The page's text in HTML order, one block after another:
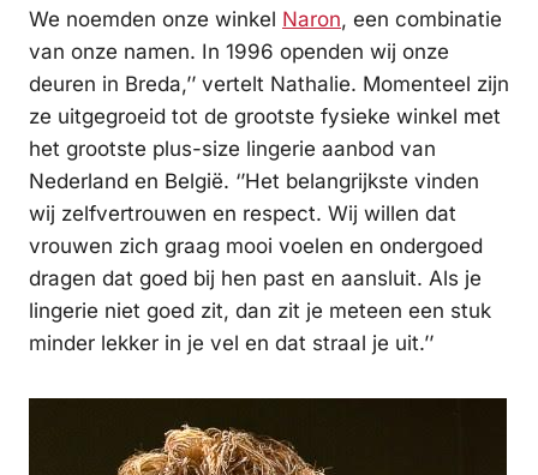
We noemden onze winkel Naron, een combinatie
van onze namen. In 1996 openden wij onze
deuren in Breda,’’ vertelt Nathalie. Momenteel zijn
ze uitgegroeid tot de grootste fysieke winkel met
het grootste plus-size lingerie aanbod van
Nederland en België. ‘’Het belangrijkste vinden
wij zelfvertrouwen en respect. Wij willen dat
vrouwen zich graag mooi voelen en ondergoed
dragen dat goed bij hen past en aansluit. Als je
lingerie niet goed zit, dan zit je meteen een stuk
minder lekker in je vel en dat straal je uit.’’